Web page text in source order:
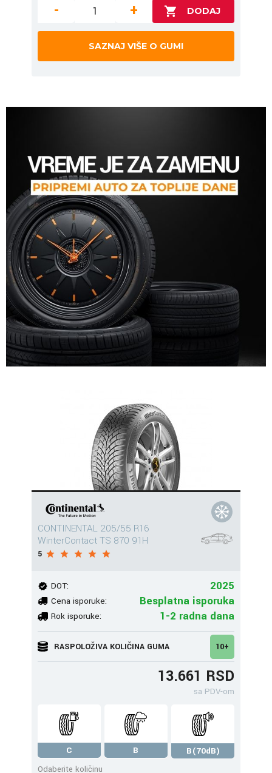
- +
SAZNAJ VIŠE O GUMI
CONTINENTAL 205/55 R16
WinterContact TS 870 91H
5
DOT: 2025
Cena isporuke: Besplatna isporuka
Rok isporuke: 1-2 radna dana
RASPOLOŽIVA KOLIČINA GUMA 10+
13.661 RSD
sa PDV-om
C B
B(70dB)
Odaberite količinu